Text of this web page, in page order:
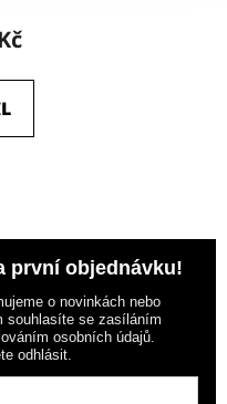
první objednávku!
o novinkách nebo
souhlasíte se zasíláním
osobních údajů.
odhlásit.